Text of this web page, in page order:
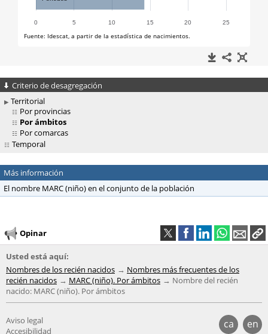
Criterio de desagregación
Territorial
Por provincias
Por ámbitos
Por comarcas
Temporal
Más información
El nombre MARC (niño) en el conjunto de la población
Opinar
Usted está aquí:
Nombres de los recién nacidos
Nombres más frecuentes de los
recién nacidos
MARC (niño). Por ámbitos
Nombre del recién
nacido: MARC (niño). Por ámbitos
ca en
Aviso legal
Accesibilidad